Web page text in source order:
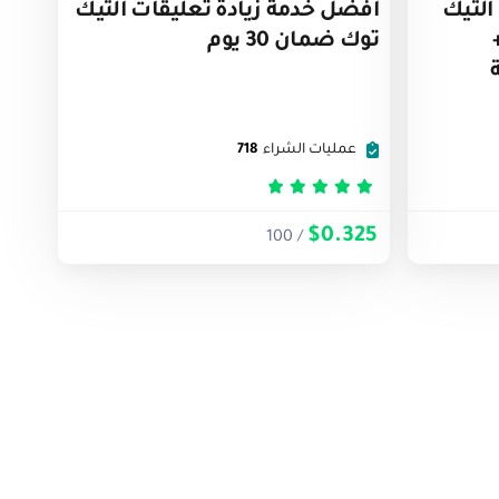
أفضل خدمة زيادة تعليقات التيك
توك ضمان 30 يوم
عمليات الشراء 718
$0.325
/ 100